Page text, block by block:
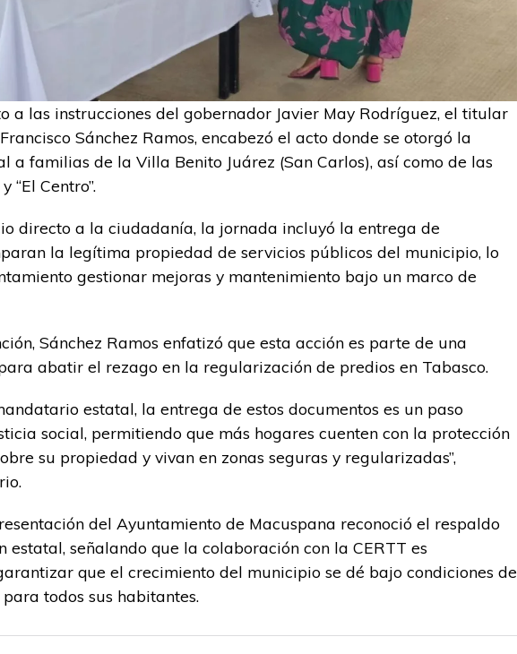
a las instrucciones del gobernador Javier May Rodríguez, el titular
Sánchez Ramos, encabezó el acto donde se otorgó la
a familias de la Villa Benito Juárez (San Carlos), así como de las
“El Centro”.
directo a la ciudadanía, la jornada incluyó la entrega de
la legítima propiedad de servicios públicos del municipio, lo
gestionar mejoras y mantenimiento bajo un marco de
Sánchez Ramos enfatizó que esta acción es parte de una
abatir el rezago en la regularización de predios en Tabasco.
estatal, la entrega de estos documentos es un paso
social, permitiendo que más hogares cuenten con la protección
su propiedad y vivan en zonas seguras y regularizadas”,
del Ayuntamiento de Macuspana reconoció el respaldo
estatal, señalando que la colaboración con la CERTT es
que el crecimiento del municipio se dé bajo condiciones de
todos sus habitantes.